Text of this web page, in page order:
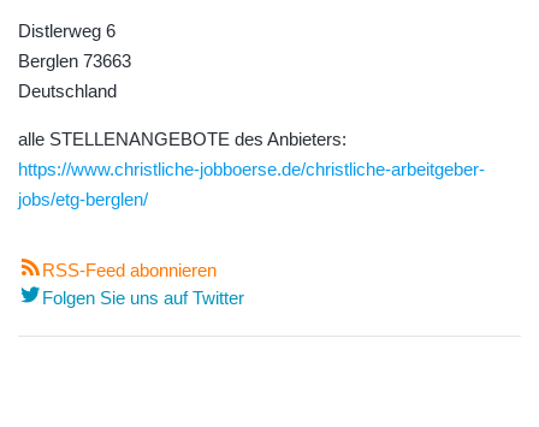
Distlerweg 6
Berglen 73663
Deutschland
alle STELLENANGEBOTE des Anbieters:
https://www.christliche-jobboerse.de/christliche-arbeitgeber-
jobs/etg-berglen/
RSS-Feed abonnieren
Folgen Sie uns auf Twitter